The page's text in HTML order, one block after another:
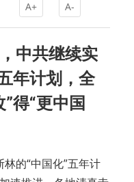
A+ A-
中共继续实
年计划，全
得“更中国
的“中国化”五年计